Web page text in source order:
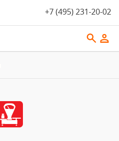
+7 (495) 231-20-02